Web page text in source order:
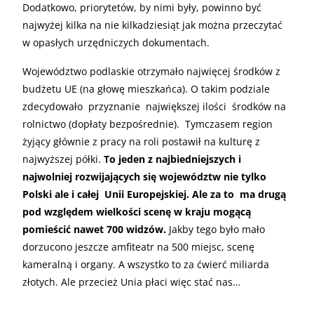
Dodatkowo, priorytetów, by nimi były, powinno być
najwyżej kilka na nie kilkadziesiąt jak można przeczytać
w opasłych urzędniczych dokumentach.
Województwo podlaskie otrzymało najwięcej środków z
budżetu UE (na głowę mieszkańca). O takim podziale
zdecydowało przyznanie największej ilości środków na
rolnictwo (dopłaty bezpośrednie). Tymczasem region
żyjący głównie z pracy na roli postawił na kulturę z
najwyższej półki. To jeden z najbiedniejszych i
najwolniej rozwijających się województw nie tylko
Polski ale i całej Unii Europejskiej. Ale za to ma drugą
pod względem wielkości scenę w kraju mogącą
pomieścić nawet 700 widzów. Jakby tego było mało
dorzucono jeszcze amfiteatr na 500 miejsc, scenę
kameralną i organy. A wszystko to za ćwierć miliarda
złotych. Ale przecież Unia płaci więc stać nas…